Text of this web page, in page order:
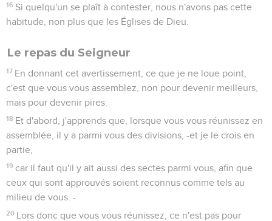
16 Si quelqu'un se plaît à contester, nous n'avons pas cette
habitude, non plus que les Églises de Dieu.
Le repas du Seigneur
17 En donnant cet avertissement, ce que je ne loue point,
c'est que vous vous assemblez, non pour devenir meilleurs,
mais pour devenir pires.
18 Et d'abord, j'apprends que, lorsque vous vous réunissez en
assemblée, il y a parmi vous des divisions, -et je le crois en
partie,
19 car il faut qu'il y ait aussi des sectes parmi vous, afin que
ceux qui sont approuvés soient reconnus comme tels au
milieu de vous. -
20 Lors donc que vous vous réunissez, ce n'est pas pour